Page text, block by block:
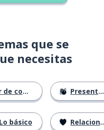
que se
necesitas
compras
Lo básico
Presentándose
Relaciones